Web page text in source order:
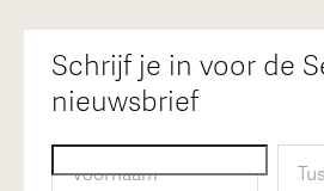
Schrijf je in voor de
nieuwsbrief